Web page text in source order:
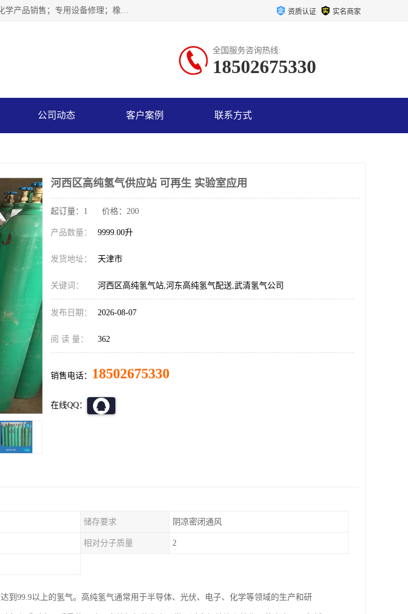
天津永腾气体销售有限公司成立于2020年，注册地位于天津市滨海新区。经营范围包括：专用化学产品销售；专用设备修理；橡胶制品销售；气体压缩机械销售；特种设备销售；仪器仪表销售；机械设备租赁；五金产品批发；食品添加剂销售等，主要供应：氧气、乙炔、氮气、氩气、氢气、氦气、液氨、液氮、一氧化碳、二氧化碳等，各种工业气体，高纯气体，食品级气体。 资质认证 实名商家
全国服务咨询热线:
18502675330
公司动态 客户案例 联系方式
河西区高纯氢气供应站 可再生 实验室应用
起订量：1 价格：200
产品数量： 9999.00升
发货地址： 天津市
关键词： 河西区高纯氢气站,河东高纯氢气配送,武清氢气公司
发布日期： 2026-08-07
阅 读 量： 362
销售电话： 18502675330
在线QQ：
储存要求 阴凉密闭通风
相对分子质量 2
到99.9以上的氢气。高纯氢气通常用于半导体、光伏、电子、化学等领域的生产和研